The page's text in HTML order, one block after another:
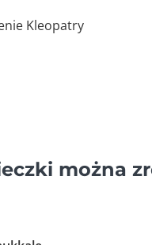
Kleopatry
można